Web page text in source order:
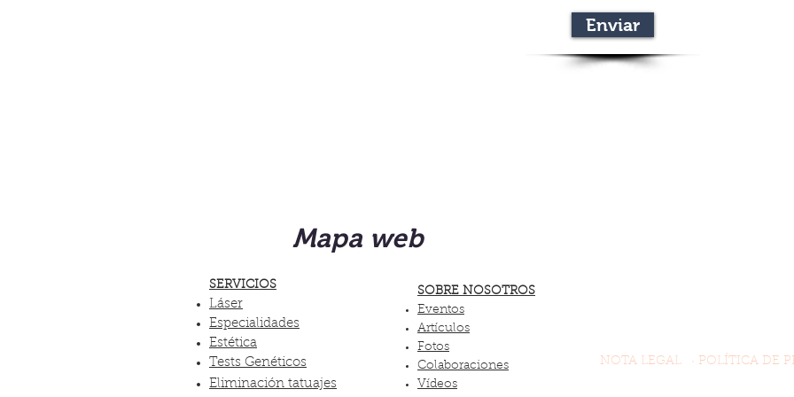
Enviar
Mapa web
SERVICIOS
Láser
Especialidades
Estética
Tests Genéticos
Eliminación tatuajes
SOBRE NOSOTROS
Eventos
Artículos
Fotos
Colaboraciones
Vídeos
NOTA LEGAL · POLÍTICA DE